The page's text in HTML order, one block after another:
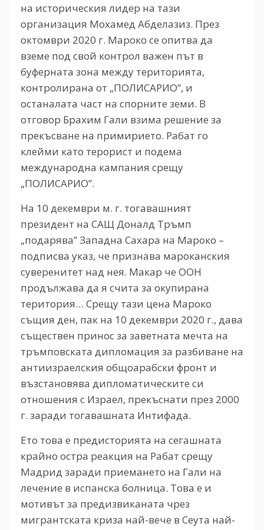
на историческия лидер на тази
организация Мохамед Абделазиз. През
октомври 2020 г. Мароко се опитва да
вземе под свой контрол важен път в
буферната зона между територията,
контролирана от „ПОЛИСАРИО”, и
останалата част на спорните земи. В
отговор Брахим Гали взима решение за
прекъсване на примирието. Рабат го
клейми като терорист и подема
международна кампания срещу
„ПОЛИСАРИО”.
На 10 декември м. г. тогавашният
президент на САЩ Доналд Тръмп
„подарява” Западна Сахара на Мароко –
подписва указ, че признава мароканския
суверенитет над нея. Макар че ООН
продължава да я счита за окупирана
територия… Срещу тази цена Мароко
същия ден, пак на 10 декември 2020 г., дава
съществен принос за заветната мечта на
тръмповската дипломация за разбиване на
антиизраелския общоарабски фронт и
възстановява дипломатическите си
отношения с Израел, прекъснати през 2000
г. заради тогавашната Интифада.
Ето това е предисторията на сегашната
крайно остра реакция на Рабат срещу
Мадрид заради приемането на Гали на
лечение в испанска болница. Това е и
мотивът за предизвиканата чрез
мигрантската криза най-вече в Сеута най-